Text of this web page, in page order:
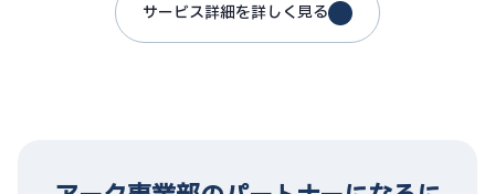
サービス詳細を詳しく見る